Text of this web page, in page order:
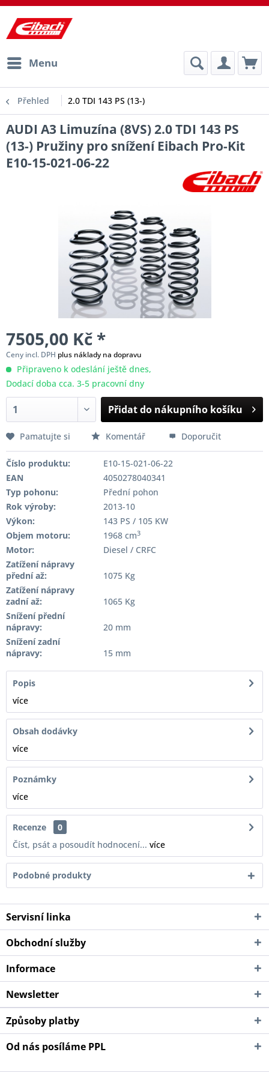
Menu
Přehled 2.0 TDI 143 PS (13-)
AUDI A3 Limuzína (8VS) 2.0 TDI 143 PS
(13-) Pružiny pro snížení Eibach Pro-Kit
E10-15-021-06-22
7505,00 Kč *
Ceny incl. DPH plus náklady na dopravu
Připraveno k odeslání ještě dnes,
Dodací doba cca. 3-5 pracovní dny
Přidat do nákupního košíku
Pamatujte si Komentář Doporučit
Číslo produktu:
E10-15-021-06-22
EAN
4050278040341
Typ pohonu:
Přední pohon
Rok výroby:
2013-10
Výkon:
143 PS / 105 KW
Objem motoru:
1968 cm3
Motor:
Diesel / CRFC
Zatížení nápravy
přední až:
1075 Kg
Zatížení nápravy
zadní až:
1065 Kg
Snížení přední
nápravy:
20 mm
Snížení zadní
nápravy:
15 mm
Popis
více
Obsah dodávky
více
Poznámky
více
Recenze
0
Číst, psát a posoudít hodnocení... více
Podobné produkty
Servisní linka
Obchodní služby
Informace
Newsletter
Způsoby platby
Od nás posíláme PPL